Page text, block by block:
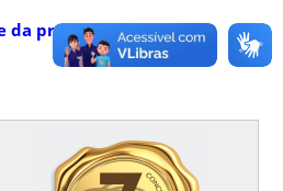
da premiação.